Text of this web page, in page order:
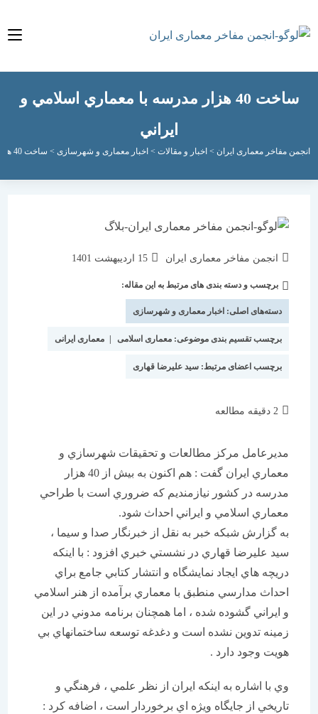
ساخت 40 هزار مدرسه با معماري اسلامي و
ايراني
مفاخر معماری ایران > اخبار و مقالات>اخبار معماری و شهرسازی>ساخت 40 هزار مدرسه با معماري اسلامي و ايراني
انجمن مفاخر معماری ایران
نوشته
شده
است:
15 اردیبهشت 1401
برچسب و دسته بندی های مرتبط به این مقاله:
دسته‌های اصلی:اخبار معماری و شهرسازی
برچسب تقسیم بندی موضوعی:معماری اسلامی | معماری ایرانی
برچسب اعضای مرتبط: سید علیرضا قهاری
مديرعامل مركز مطالعات و تحقيقات شهرسازي و
معماري ايران گفت : هم اكنون به بيش از 40 هزار
مدرسه در كشور نيازمنديم كه ضروري است با طراحي
معماري اسلامي و ايراني احداث شود.
به گزارش شبكه خبر به نقل از خبرنگار صدا و سيما ،
سيد عليرضا قهاري در نشستي خبري افزود : با اينكه
دريچه هاي ايجاد نمايشگاه و انتشار كتابي جامع براي
احداث مدارسي منطبق با معماري برآمده از هنر اسلامي
و ايراني گشوده شده ، اما همچنان برنامه مدوني در اين
زمينه تدوين نشده است و دغدغه توسعه ساختمانهاي بي
هويت وجود دارد .
وي با اشاره به اينكه ايران از نظر علمي ، فرهنگي و
تاريخي از جايگاه ويژه اي برخوردار است ، اضافه كرد :